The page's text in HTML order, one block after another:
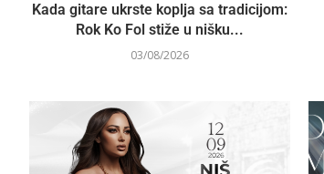
Kada gitare ukrste koplja sa tradicijom:
Rok Ko Fol stiže u nišku...
03/08/2026